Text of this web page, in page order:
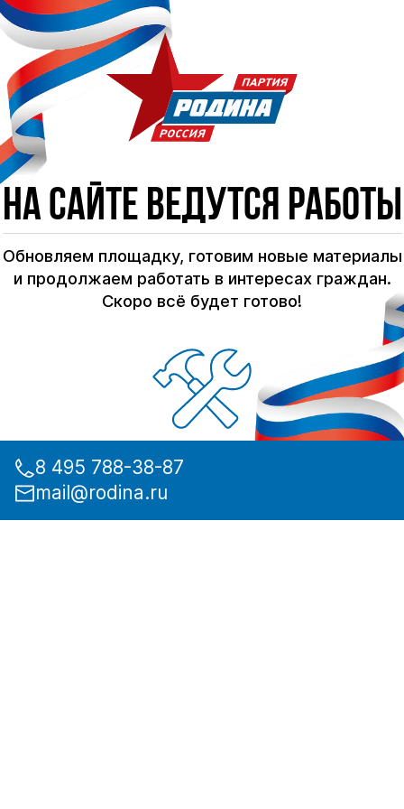
На сайте ведутся работы
Обновляем площадку, готовим новые материалы
и продолжаем работать в интересах граждан.
Скоро всё будет готово!
8 495 788-38-87
mail@rodina.ru